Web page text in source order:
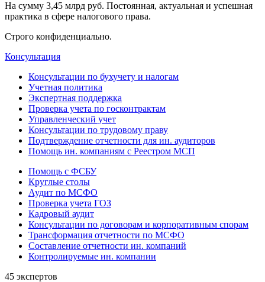
На сумму 3,45 млрд руб. Постоянная, актуальная и успешная
практика в сфере налогового права.
Строго конфиденциально.
Консультация
Консультации по бухучету и налогам
Учетная политика
Экспертная поддержка
Проверка учета по госконтрактам
Управленческий учет
Консультации по трудовому праву
Подтверждение отчетности для ин. аудиторов
Помощь ин. компаниям с Реестром МСП
Помощь с ФСБУ
Круглые столы
Аудит по МСФО
Проверка учета ГОЗ
Кадровый аудит
Консультации по договорам и корпоративным спорам
Трансформация отчетности по МСФО
Составление отчетности ин. компаний
Контролируемые ин. компании
45 экспертов